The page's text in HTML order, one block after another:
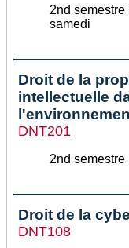
2nd
samedi
Droit de la
intellectuelle
DNT201
2nd
Droit de la
DNT108